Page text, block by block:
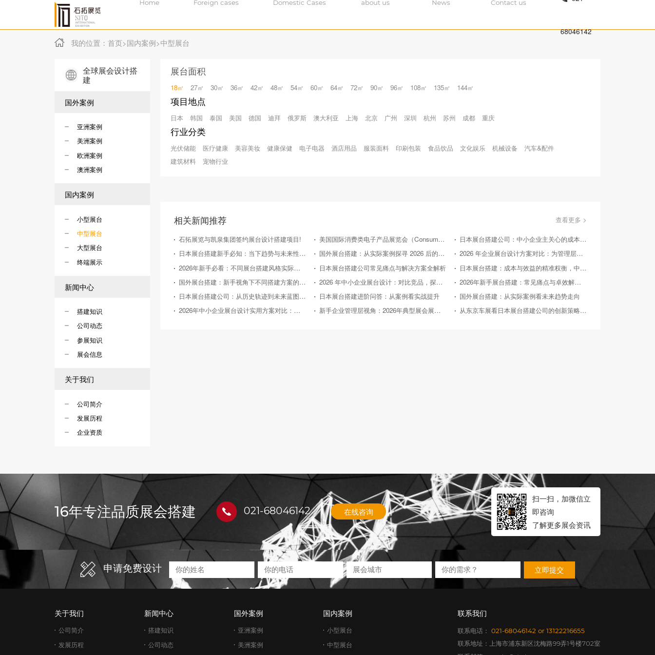
Home Foreign cases Domestic Cases about us News Contact us
68046142
我的位置： 首页>国内案例>中型展台
全球展会设计搭
建
国外案例
亚洲案例
美洲案例
欧洲案例
澳洲案例
国内案例
小型展台
中型展台
大型展台
终端展示
新闻中心
搭建知识
公司动态
参展知识
展会信息
关于我们
公司简介
发展历程
企业资质
展台面积
18㎡ 27㎡ 30㎡ 36㎡ 42㎡ 48㎡ 54㎡ 60㎡ 64㎡ 72㎡ 90㎡ 96㎡ 108㎡ 135㎡ 144㎡
项目地点
日本 韩国 泰国 美国 德国 迪拜 俄罗斯 澳大利亚 上海 北京 广州 深圳 杭州 苏州 成都 重庆
行业分类
光伏储能 医疗健康 美容美妆 健康保健 电子电器 酒店用品 服装面料 印刷包装 食品饮品 文化娱乐 机械设备
汽车&配件
建筑材料
宠物行业
相关新闻推荐 查看更多 >
石拓展览与凯泉集团签约展台设计搭建项目! 美国国际消费类电子产品展览会（Consumer Electronics Show，简称CES）
日本展台搭建公司：中小企业主关心的成本效益问答
日本展台搭建新手必知：当下趋势与未来性价比走向
国外展台搭建：从实际案例探寻 2026 后的趋势方向
2026 年企业展台设计方案对比：为管理层提供精准决策参考
2026年新手必看：不同展台搭建风格实际效果对比评测
日本展台搭建公司常见痛点与解决方案全解析
日本展台搭建：成本与效益的精准权衡，中小企业的投资指南
国外展台搭建：新手视角下不同搭建方案的性价比对比
2026 年中小企业展台设计：对比竞品，探寻高性价比之路
2026年新手展台搭建：常见痛点与卓效解决方案
日本展台搭建公司：从历史轨迹到未来蓝图的深度剖析
日本展台搭建进阶问答：从案例看实战提升
国外展台搭建：从实际案例看未来趋势走向
2026年中小企业展台设计实用方案对比：助力性价比之选
新手企业管理层视角：2026年典型展会展台搭建案例深度剖析 从东京车展看日本展台搭建公司的创新策略与实践
16年专注品质展会搭建 021-68046142 在线咨询
扫一扫，加微信立
即咨询
了解更多展会资讯
申请免费设计 立即提交
关于我们
公司简介
发展历程
新闻中心
搭建知识
公司动态
国外案例
亚洲案例
美洲案例
国内案例
小型展台
中型展台
联系我们
联系电话： 021-68046142 or 13122216655
联系地址：上海市浦东新区沈梅路99弄1号楼702室